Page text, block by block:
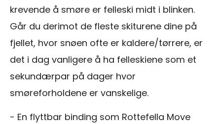
krevende å smøre er felleski midt i blinken.
Går du derimot de fleste skiturene dine på
fjellet, hvor snøen ofte er kaldere/tørrere, er
det i dag vanligere å ha felleskiene som et
sekundærpar på dager hvor
smøreforholdene er vanskelige.
- En flyttbar binding som Rottefella Move